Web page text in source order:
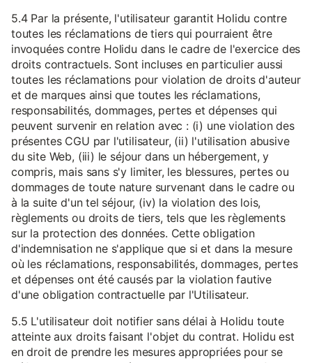
5.4 Par la présente, l'utilisateur garantit Holidu contre
toutes les réclamations de tiers qui pourraient être
invoquées contre Holidu dans le cadre de l'exercice des
droits contractuels. Sont incluses en particulier aussi
toutes les réclamations pour violation de droits d'auteur
et de marques ainsi que toutes les réclamations,
responsabilités, dommages, pertes et dépenses qui
peuvent survenir en relation avec : (i) une violation des
présentes CGU par l'utilisateur, (ii) l'utilisation abusive
du site Web, (iii) le séjour dans un hébergement, y
compris, mais sans s'y limiter, les blessures, pertes ou
dommages de toute nature survenant dans le cadre ou
à la suite d'un tel séjour, (iv) la violation des lois,
règlements ou droits de tiers, tels que les règlements
sur la protection des données. Cette obligation
d'indemnisation ne s'applique que si et dans la mesure
où les réclamations, responsabilités, dommages, pertes
et dépenses ont été causés par la violation fautive
d'une obligation contractuelle par l'Utilisateur.
5.5 L'utilisateur doit notifier sans délai à Holidu toute
atteinte aux droits faisant l'objet du contrat. Holidu est
en droit de prendre les mesures appropriées pour se